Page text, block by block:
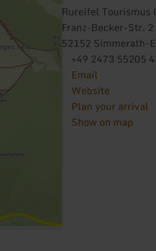
Rureifel Tourismus
Franz-Becker-Str. 2
52152 Simmerath-
+49 2473 55205
Email
Website
Plan your arrival
Show on map